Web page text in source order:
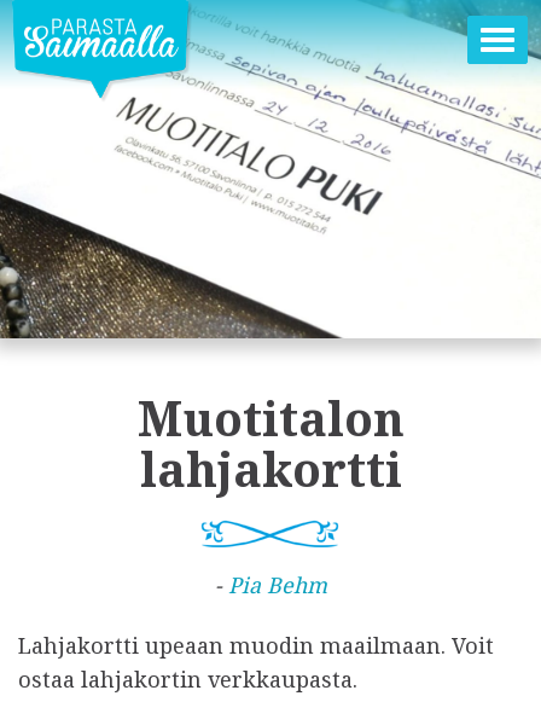
Muotitalon
lahjakortti
-Pia Behm
Lahjakortti upeaan muodin maailmaan. Voit
ostaa lahjakortin verkkaupasta.